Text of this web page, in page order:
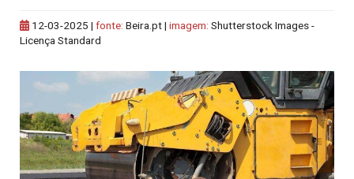
12-03-2025 | fonte: Beira.pt | imagem: Shutterstock Images -
Licença Standard